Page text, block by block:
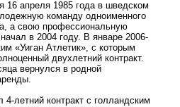
16 апреля 1985 года в шведском
команду одноименного
а свою профессиональную
в 2004 году. В январе 2006-
«Уиган Атлетик», с которым
двухлетний контракт.
вернулся в родной
летний контракт с голландским